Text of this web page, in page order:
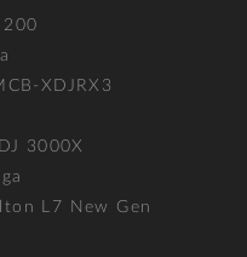
200
XDJRX3
3000X
L7 New Gen